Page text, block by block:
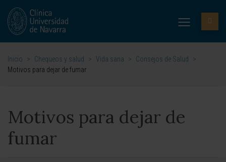
Inicio > Chequeos y salud > Vida sana > Consejos de Salud
>
Motivos para dejar de fumar
Motivos para dejar de
fumar